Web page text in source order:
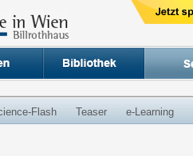
Flash Teaser e-Learning